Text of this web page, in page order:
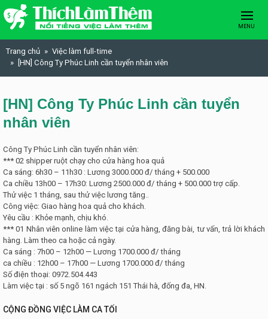
Skip to content
MENU
Trang chủ
Việc làm full-time
[HN] Công Ty Phúc Linh cần tuyển nhân viên
[HN] Công Ty Phúc Linh cần tuyển
nhân viên
Công Ty Phúc Linh cần tuyển nhân viên:
*** 02 shipper ruột chạy cho cửa hàng hoa quả
Ca sáng: 6h30 – 11h30 : Lương 3000.000 đ/ tháng + 500.000
Ca chiều 13h00 – 17h30: Lương 2500.000 đ/ tháng + 500.000 trợ cấp.
Thử việc 1 tháng, sau thử việc lương tăng..
Công việc: Giao hàng hoa quả cho khách.
Yêu cầu : Khỏe mạnh, chịu khó.
*** 01 Nhân viên online làm việc tại cửa hàng, đăng bài, tư vấn, trả lời khách
hàng. Làm theo ca hoặc cả ngày.
Ca sáng : 7h00 – 12h00 — Lương 1700.000 đ/ tháng
ca chiều : 12h00 – 17h00 — Lương 1700.000 đ/ tháng
Số điện thoại: 0972.504.443
Làm việc tại : số 5 ngõ 161 ngách 151 Thái hà, đống đa, HN.
CỘNG ĐỒNG VIỆC LÀM CA TỐI